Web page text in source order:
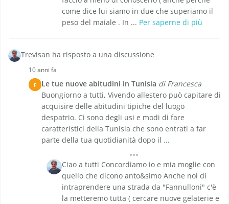
come dice lui siamo in due che superiamo il
peso del maiale . In ... Per saperne di più
Trevisan ha risposto a una discussione
10 anni fa
F Le tue nuove abitudini in Tunisia di Francesca
Buongiorno a tutti, Vivendo allestero può capitare di
acquisire delle abitudini tipiche del luogo
despatrio. Ci sono degli usi e modi di fare
caratteristici della Tunisia che sono entrati a far
parte della tua quotidianità dopo il ...
Ciao a tutti Concordiamo io e mia moglie con
quello che dicono anto&simo Anche noi di
intraprendere una strada da "Fannulloni" c'è
la metteremo tutta ( cercare nuove gelaterie e